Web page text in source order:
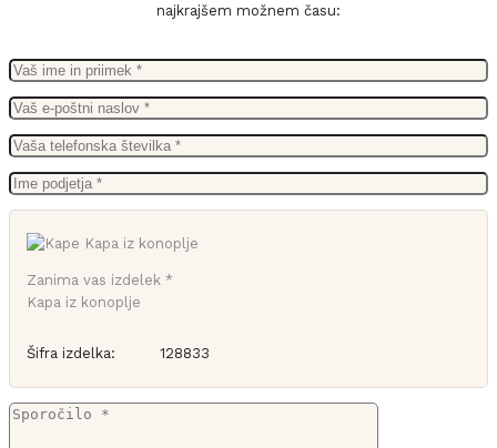
najkrajšem možnem času:
Zanima vas izdelek *
Kapa iz konoplje
Šifra izdelka: 128833